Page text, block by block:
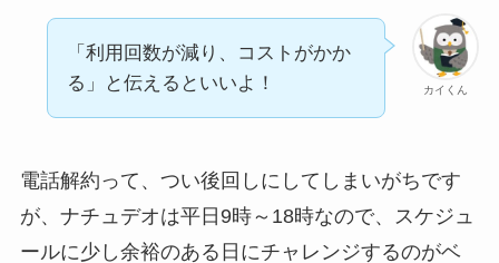
カイくん
「利用回数が減り、コストがかか
る」と伝えるといいよ！
電話解約って、つい後回しにしてしまいがちです
が、ナチュデオは平日9時～18時なので、スケジュ
ールに少し余裕のある日にチャレンジするのがベ